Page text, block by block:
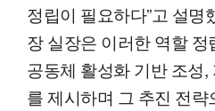
정립이 필요하다”고 설명
장 실장은 이러한 역할
공동체 활성화 기반 조성
를 제시하며 그 추진 전